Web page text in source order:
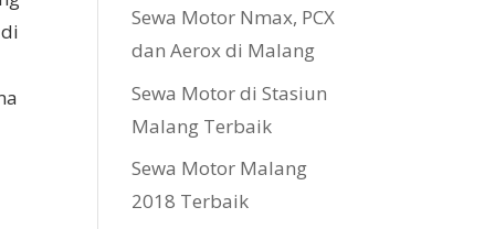
Sewa Motor Nmax, PCX
dan Aerox di Malang
Sewa Motor di Stasiun
Malang Terbaik
Sewa Motor Malang
2018 Terbaik